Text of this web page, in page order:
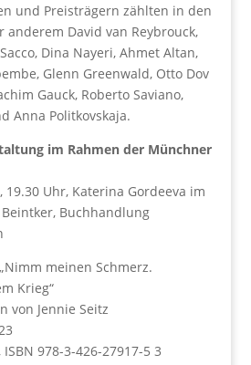
und Preisträgern zählten in den
anderem David van Reybrouck,
Dina Nayeri, Ahmet Altan,
Glenn Greenwald, Otto Dov
Gauck, Roberto Saviano,
Anna Politkovskaja.
im Rahmen der Münchner
19.30 Uhr, Katerina Gordeeva im
Buchhandlung
meinen Schmerz.
Krieg“
von Jennie Seitz
978-3-426-27917-5 3